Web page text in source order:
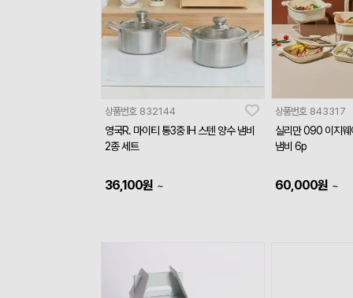
상품번호 832144
영국R. 마이티 통3중 IH 스텐 양수 냄비
2종 세트
36,100원 ~
상품번호 843317
실리만 090 이지웨
냄비 6p
60,000원 ~